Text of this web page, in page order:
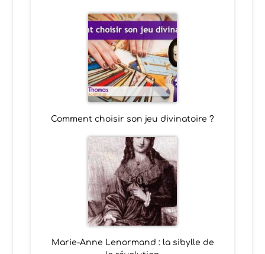
Comment choisir son jeu divinatoire ?
Marie-Anne Lenormand : la sibylle de